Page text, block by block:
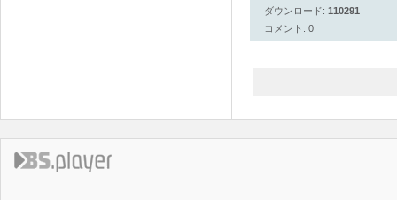
ダウンロード: 110291
コメント: 0